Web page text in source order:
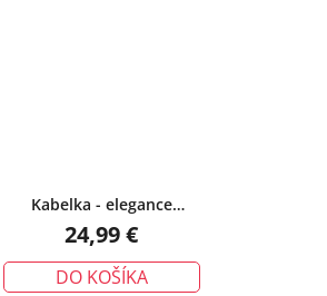
Kabelka - elegance
crossbody s manšestrovým
detailom, modro/béžová
24,99 €
DO KOŠÍKA